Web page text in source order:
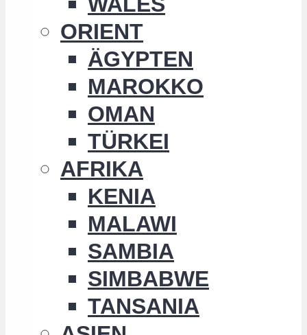
ORIENT
ÄGYPTEN
MAROKKO
OMAN
TÜRKEI
AFRIKA
KENIA
MALAWI
SAMBIA
SIMBABWE
TANSANIA